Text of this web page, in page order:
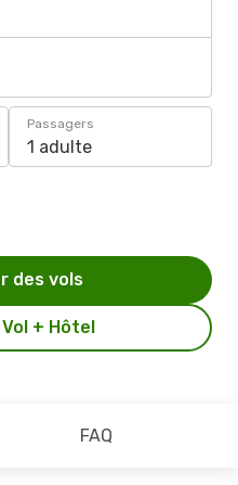
Passagers
1 adulte
+ Hôtel
des vols
FAQ